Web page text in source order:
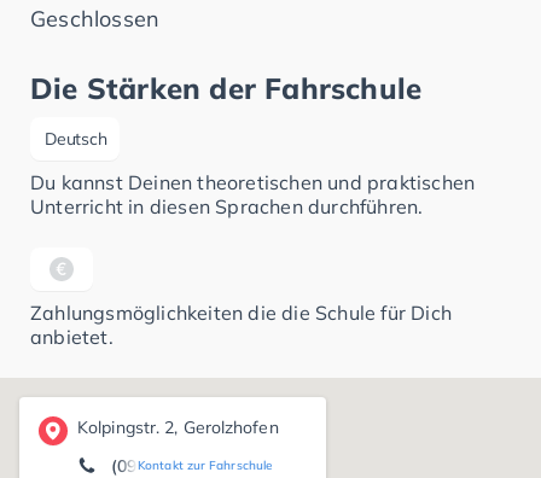
Geschlossen
Die Stärken der Fahrschule
Deutsch
Du kannst Deinen theoretischen und praktischen
Unterricht in diesen Sprachen durchführen.
Zahlungsmöglichkeiten die die Schule für Dich
anbietet.
Kolpingstr. 2, Gerolzhofen
Kontakt zur Fahrschule
(09382) 31 94 84